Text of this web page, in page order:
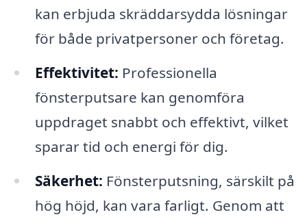
kan erbjuda skräddarsydda lösningar
för både privatpersoner och företag.
Effektivitet: Professionella
fönsterputsare kan genomföra
uppdraget snabbt och effektivt, vilket
sparar tid och energi för dig.
Säkerhet: Fönsterputsning, särskilt på
hög höjd, kan vara farligt. Genom att